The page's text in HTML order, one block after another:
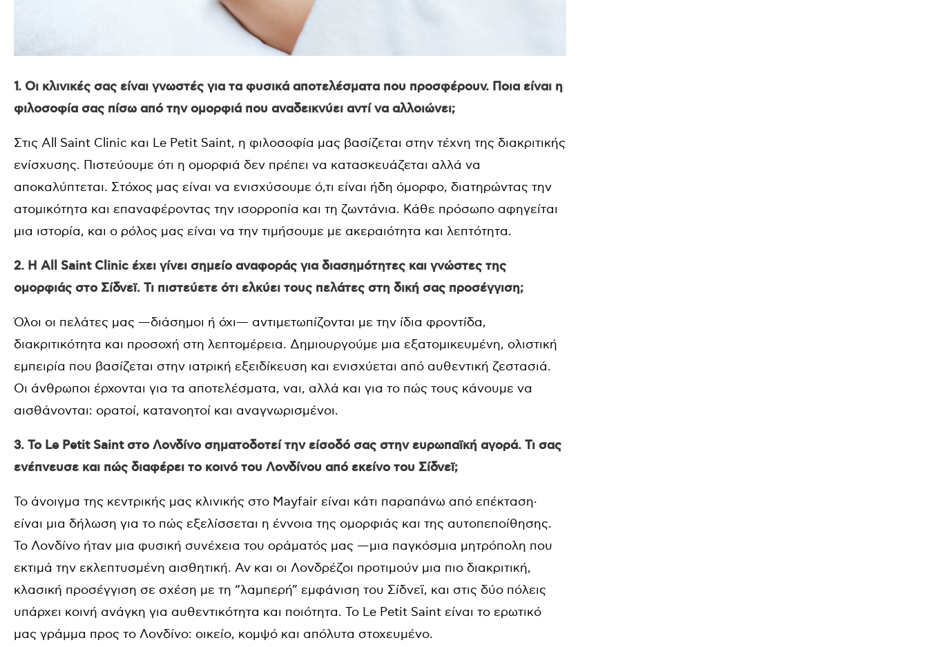
1. Οι κλινικές σας είναι γνωστές για τα φυσικά αποτελέσματα που προσφέρουν. Ποια είναι η
φιλοσοφία σας πίσω από την ομορφιά που αναδεικνύει αντί να αλλοιώνει;
Στις All Saint Clinic και Le Petit Saint, η φιλοσοφία μας βασίζεται στην τέχνη της διακριτικής
ενίσχυσης. Πιστεύουμε ότι η ομορφιά δεν πρέπει να κατασκευάζεται αλλά να
αποκαλύπτεται. Στόχος μας είναι να ενισχύσουμε ό,τι είναι ήδη όμορφο, διατηρώντας την
ατομικότητα και επαναφέροντας την ισορροπία και τη ζωντάνια. Κάθε πρόσωπο αφηγείται
μια ιστορία, και ο ρόλος μας είναι να την τιμήσουμε με ακεραιότητα και λεπτότητα.
2. Η All Saint Clinic έχει γίνει σημείο αναφοράς για διασημότητες και γνώστες της
ομορφιάς στο Σίδνεϊ. Τι πιστεύετε ότι ελκύει τους πελάτες στη δική σας προσέγγιση;
Όλοι οι πελάτες μας —διάσημοι ή όχι— αντιμετωπίζονται με την ίδια φροντίδα,
διακριτικότητα και προσοχή στη λεπτομέρεια. Δημιουργούμε μια εξατομικευμένη, ολιστική
εμπειρία που βασίζεται στην ιατρική εξειδίκευση και ενισχύεται από αυθεντική ζεστασιά.
Οι άνθρωποι έρχονται για τα αποτελέσματα, ναι, αλλά και για το πώς τους κάνουμε να
αισθάνονται: ορατοί, κατανοητοί και αναγνωρισμένοι.
3. Το Le Petit Saint στο Λονδίνο σηματοδοτεί την είσοδό σας στην ευρωπαϊκή αγορά. Τι σας
ενέπνευσε και πώς διαφέρει το κοινό του Λονδίνου από εκείνο του Σίδνεϊ;
Το άνοιγμα της κεντρικής μας κλινικής στο Mayfair είναι κάτι παραπάνω από επέκταση·
είναι μια δήλωση για το πώς εξελίσσεται η έννοια της ομορφιάς και της αυτοπεποίθησης.
Το Λονδίνο ήταν μια φυσική συνέχεια του οράματός μας —μια παγκόσμια μητρόπολη που
εκτιμά την εκλεπτυσμένη αισθητική. Αν και οι Λονδρέζοι προτιμούν μια πιο διακριτική,
κλασική προσέγγιση σε σχέση με τη “λαμπερή” εμφάνιση του Σίδνεϊ, και στις δύο πόλεις
υπάρχει κοινή ανάγκη για αυθεντικότητα και ποιότητα. Το Le Petit Saint είναι το ερωτικό
μας γράμμα προς το Λονδίνο: οικείο, κομψό και απόλυτα στοχευμένο.